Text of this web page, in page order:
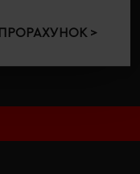
ПРОРАХУНОК >